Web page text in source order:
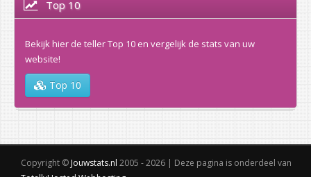
Top 10
Bekijk hier de teller Top 10 en vergelijk de stats van uw
website!
Top 10
Copyright © Jouwstats.nl 2005 - 2026 | Deze pagina is onderdeel van